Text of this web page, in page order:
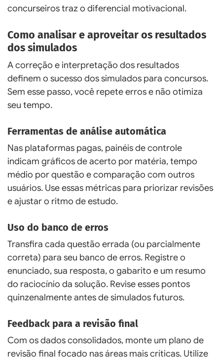
concurseiros traz o diferencial motivacional.
Como analisar e aproveitar os resultados
dos simulados
A correção e interpretação dos resultados
definem o sucesso dos simulados para concursos.
Sem esse passo, você repete erros e não otimiza
seu tempo.
Ferramentas de análise automática
Nas plataformas pagas, painéis de controle
indicam gráficos de acerto por matéria, tempo
médio por questão e comparação com outros
usuários. Use essas métricas para priorizar revisões
e ajustar o ritmo de estudo.
Uso do banco de erros
Transfira cada questão errada (ou parcialmente
correta) para seu banco de erros. Registre o
enunciado, sua resposta, o gabarito e um resumo
do raciocínio da solução. Revise esses pontos
quinzenalmente antes de simulados futuros.
Feedback para a revisão final
Com os dados consolidados, monte um plano de
revisão final focado nas áreas mais críticas. Utilize